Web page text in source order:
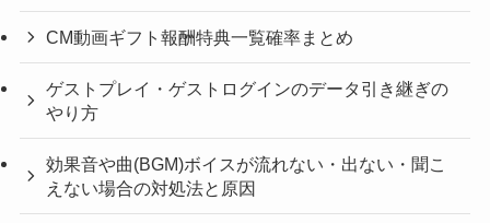
CM動画ギフト報酬特典一覧確率まとめ
ゲストプレイ・ゲストログインのデータ引き継ぎの
やり方
効果音や曲(BGM)ボイスが流れない・出ない・聞こ
えない場合の対処法と原因